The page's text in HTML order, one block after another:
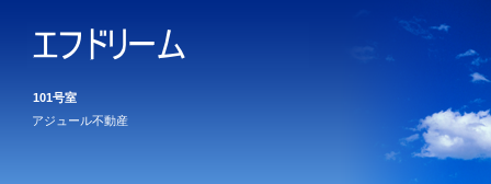
101号室
アジュール不動産